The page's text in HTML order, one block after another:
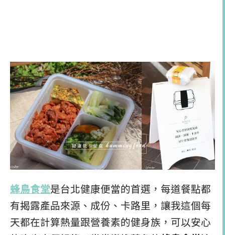
蜂鳥食堂是台北健康便當的首選，每道餐點都
有揭露產品來源、成份、卡路里，讓我這個每
天都在計算熱量跟營養素的健身族，可以安心